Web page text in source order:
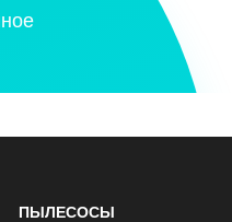
ПЫЛЕСОСЫ